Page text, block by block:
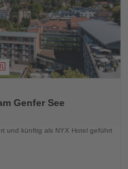
Genfer See
und künftig als NYX Hotel geführt